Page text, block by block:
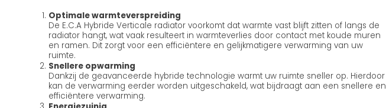
Optimale warmteverspreiding
De E.C.A Hybride Verticale radiator voorkomt dat warmte vast blijft zitten of langs de
radiator hangt, wat vaak resulteert in warmteverlies door contact met koude muren
en ramen. Dit zorgt voor een efficiëntere en gelijkmatigere verwarming van uw
ruimte.
Snellere opwarming
Dankzij de geavanceerde hybride technologie warmt uw ruimte sneller op. Hierdoor
kan de verwarming eerder worden uitgeschakeld, wat bijdraagt aan een snellere en
efficiëntere verwarming.